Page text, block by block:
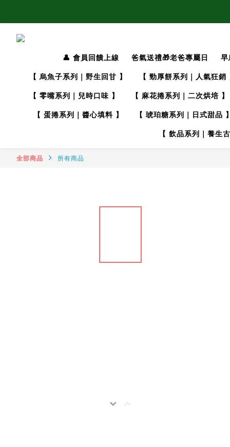
👤 會員回饋上線 爸氣送禮🎁老爸專屬日
【 烏魚子系列｜野生回甘 】
【 勁厚餅系列｜人氣狂銷
【 零嘴系列｜兒時口味 】
【 麻花捲系列｜二次烘培 】
【 蛋捲系列｜醬心填料 】
【 琥珀糖系列｜日式甜品
【 飲品系列｜養生
全部商品 所有商品